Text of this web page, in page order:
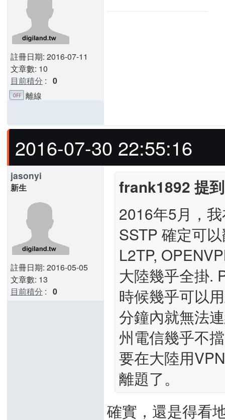
註冊日期: 2016-07-11
文章數: 10
目前積分 : 0
離線
2016-07-30 22:55:16
jasonyi
新生
註冊日期: 2016-05-05
文章數: 13
目前積分 : 0
frank1892 提
2016年5月，
SSTP 確定可
L2TP,
大陸幾乎全掛.
時候幾乎可以
分鐘內就無法
州電信幾乎不
要在大陸用
離題了。
確實，還是得看